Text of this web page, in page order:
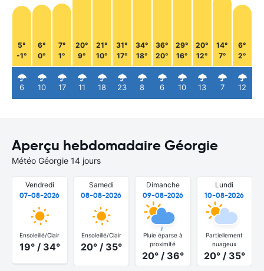
5°
-1°
6
6°
0°
10
7°
1°
17
20°
9°
11
21°
10°
18
31°
17°
23
34°
18°
8
36°
20°
6
29°
16°
10
20°
12°
13
14°
7°
7
6°
2°
12
Aperçu hebdomadaire Géorgie
Météo Géorgie 14 jours
Vendredi
07-08-2026
Ensoleillé/Clair
19° / 34°
Samedi
08-08-2026
Ensoleillé/Clair
20° / 35°
Dimanche
09-08-2026
Pluie éparse à
proximité
20° / 36°
Lundi
10-08-2026
Partiellement
nuageux
20° / 35°